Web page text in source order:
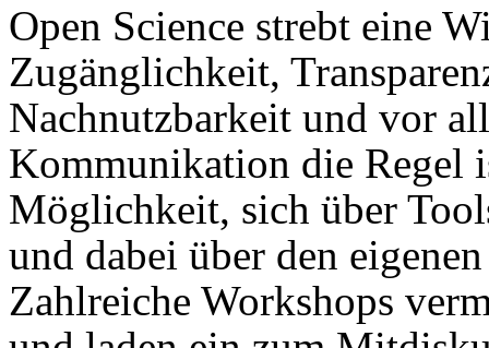
Open Science strebt eine
Zugänglichkeit,
Nachnutzbarkeit und vor
Kommunikation die Regel
Möglichkeit, sich über
und dabei über den
Zahlreiche Workshops